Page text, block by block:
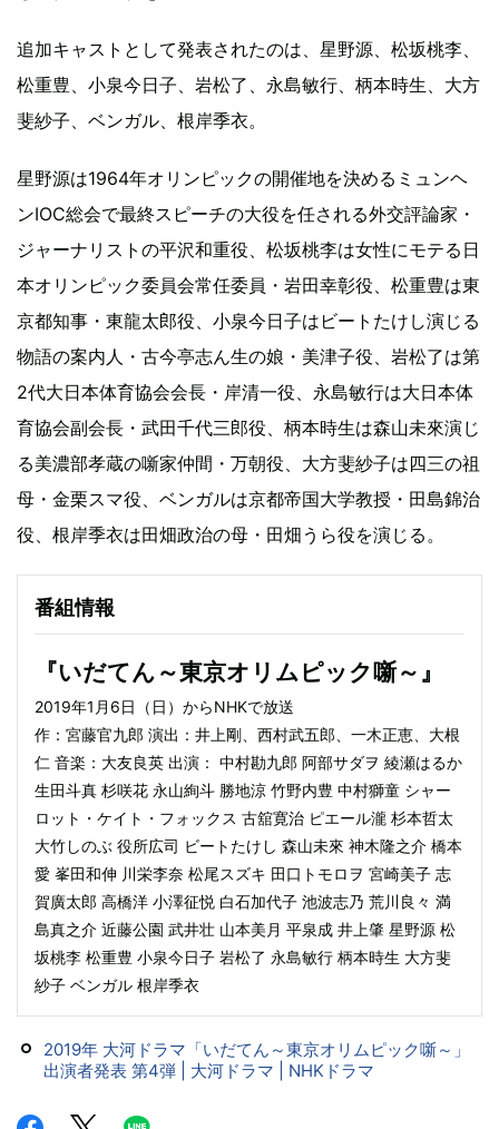
追加キャストとして発表されたのは、星野源、松坂桃李、
松重豊、小泉今日子、岩松了、永島敏行、柄本時生、大方
斐紗子、ベンガル、根岸季衣。
星野源は1964年オリンピックの開催地を決めるミュンヘ
ンIOC総会で最終スピーチの大役を任される外交評論家・
ジャーナリストの平沢和重役、松坂桃李は女性にモテる日
本オリンピック委員会常任委員・岩田幸彰役、松重豊は東
京都知事・東龍太郎役、小泉今日子はビートたけし演じる
物語の案内人・古今亭志ん生の娘・美津子役、岩松了は第
2代大日本体育協会会長・岸清一役、永島敏行は大日本体
育協会副会長・武田千代三郎役、柄本時生は森山未來演じ
る美濃部孝蔵の噺家仲間・万朝役、大方斐紗子は四三の祖
母・金栗スマ役、ベンガルは京都帝国大学教授・田島錦治
役、根岸季衣は田畑政治の母・田畑うら役を演じる。
番組情報
『いだてん～東京オリムピック噺～』
2019年1月6日（日）からNHKで放送
作：宮藤官九郎 演出：井上剛、西村武五郎、一木正恵、大根
仁 音楽：大友良英 出演： 中村勘九郎 阿部サダヲ 綾瀬はるか
生田斗真 杉咲花 永山絢斗 勝地涼 竹野内豊 中村獅童 シャー
ロット・ケイト・フォックス 古舘寛治 ピエール瀧 杉本哲太
大竹しのぶ 役所広司 ビートたけし 森山未來 神木隆之介 橋本
愛 峯田和伸 川栄李奈 松尾スズキ 田口トモロヲ 宮崎美子 志
賀廣太郎 高橋洋 小澤征悦 白石加代子 池波志乃 荒川良々 満
島真之介 近藤公園 武井壮 山本美月 平泉成 井上肇 星野源 松
坂桃李 松重豊 小泉今日子 岩松了 永島敏行 柄本時生 大方斐
紗子 ベンガル 根岸季衣
2019年 大河ドラマ「いだてん～東京オリムピック噺～」
出演者発表 第4弾 | 大河ドラマ | NHKドラマ